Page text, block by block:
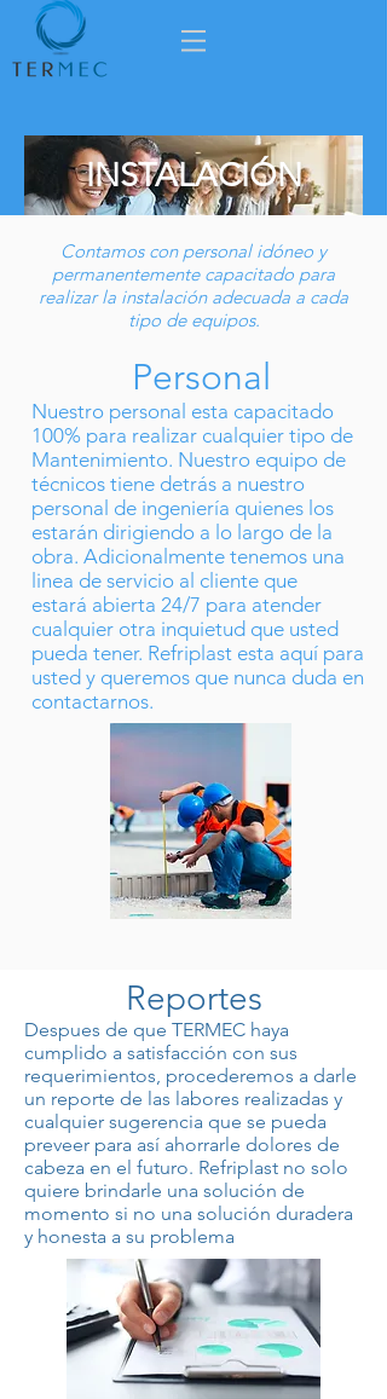
INSTALACIÓN
Contamos con personal idóneo y
permanentemente capacitado para
realizar la instalación adecuada a cada
tipo de equipos.
Personal
Nuestro personal esta capacitado
100% para realizar cualquier tipo de
Mantenimiento. Nuestro equipo de
técnicos tiene detrás a nuestro
personal de ingeniería quienes los
estarán dirigiendo a lo largo de la
obra. Adicionalmente tenemos una
linea de servicio al cliente que
estará abierta 24/7 para atender
cualquier otra inquietud que usted
pueda tener. Refriplast esta aquí para
usted y queremos que nunca duda en
contactarnos.
Reportes
Despues de que TERMEC haya
cumplido a satisfacción con sus
requerimientos, procederemos a darle
un reporte de las labores realizadas y
cualquier sugerencia que se pueda
preveer para así ahorrarle dolores de
cabeza en el futuro. Refriplast no solo
quiere brindarle una solución de
momento si no una solución duradera
y honesta a su problema